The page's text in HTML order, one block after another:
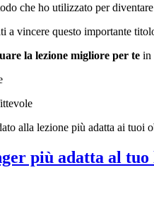
che ho utilizzato per
a vincere questo importante
la lezione migliore per te in
alla lezione più adatta ai tuoi
più adatta al